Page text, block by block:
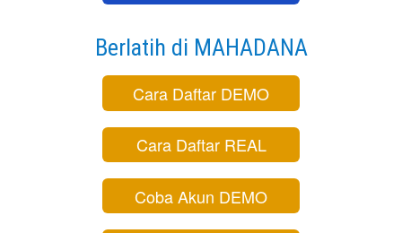
Berlatih di MAHADANA
Cara Daftar DEMO
Cara Daftar REAL
Coba Akun DEMO